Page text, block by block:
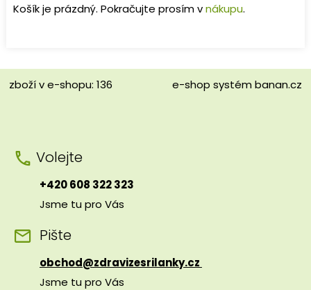
Košík je prázdný. Pokračujte prosím vnákupu.
zboží v e-shopu: 136 e-shop systém banan.cz
Volejte
+420 608 322 323
Jsme tu pro Vás
Pište
obchod@zdravizesrilanky.cz
Jsme tu pro Vás